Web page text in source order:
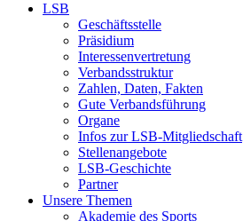
LSB
Geschäftsstelle
Präsidium
Interessenvertretung
Verbandsstruktur
Zahlen, Daten, Fakten
Gute Verbandsführung
Organe
Infos zur LSB-Mitgliedschaft
Stellenangebote
LSB-Geschichte
Partner
Unsere Themen
Akademie des Sports